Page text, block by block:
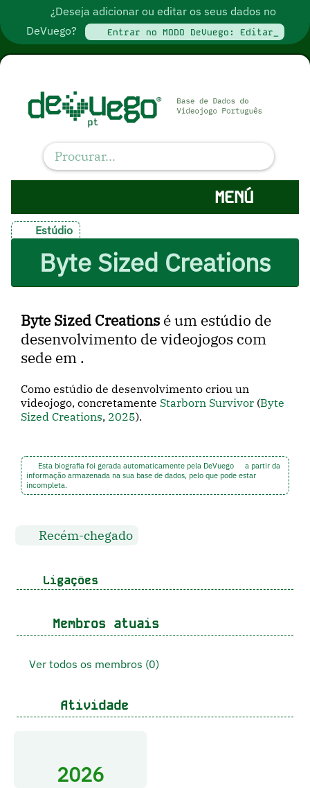
¿Deseja adicionar ou editar os seus dados no
DeVuego?
Entrar no MODO DeVuego: Editar_
MENÚ
Estúdio
Byte Sized Creations
Byte Sized Creations é um estúdio de
desenvolvimento de videojogos com
sede em .
Como estúdio de desenvolvimento criou un
videojogo, concretamente Starborn Survivor (Byte
Sized Creations, 2025).
Esta biografia foi gerada automaticamente pela DeVuego
a partir da
informação armazenada na sua base de dados, pelo que pode estar
incompleta.
Recém-chegado
Ligações
Membros atuais
Ver todos os membros (0)
Atividade
2026